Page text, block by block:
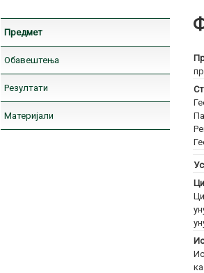
Предмет
Обавештења
Резултати
Материјали